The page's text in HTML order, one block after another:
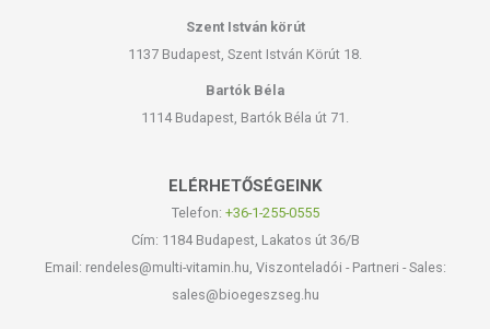
Szent István körút
1137 Budapest, Szent István Körút 18.
Bartók Béla
1114 Budapest, Bartók Béla út 71.
ELÉRHETŐSÉGEINK
Telefon: +36-1-255-0555
Cím: 1184 Budapest, Lakatos út 36/B
Email: rendeles@multi-vitamin.hu, Viszonteladói - Partneri - Sales:
sales@bioegeszseg.hu